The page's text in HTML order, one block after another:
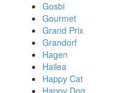
Gosbi
Gourmet
Grand Prix
Grandorf
Hagen
Hailea
Happy Cat